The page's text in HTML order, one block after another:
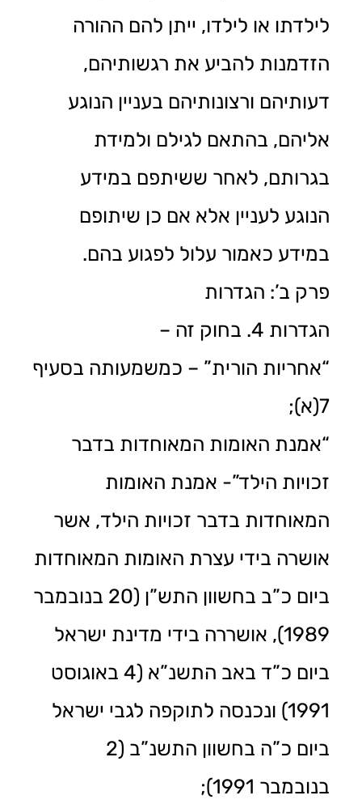
לילדתו או לילדו, ייתן להם ההורה
הזדמנות להביע את רגשותיהם,
דעותיהם ורצונותיהם בעניין הנוגע
אליהם, בהתאם לגילם ולמידת
בגרותם, לאחר ששיתפם במידע
הנוגע לעניין אלא אם כן שיתופם
במידע כאמור עלול לפגוע בהם.
פרק ב’: הגדרות
הגדרות 4. בחוק זה –
“אחריות הורית” – כמשמעותה בסעיף
7(א);
“אמנת האומות המאוחדות בדבר
זכויות הילד”- אמנת האומות
המאוחדות בדבר זכויות הילד, אשר
אושרה בידי עצרת האומות המאוחדות
ביום כ”ב בחשוון התש”ן (20 בנובמבר
1989), אושררה בידי מדינת ישראל
ביום כ”ד באב התשנ”א (4 באוגוסט
1991) ונכנסה לתוקפה לגבי ישראל
ביום כ”ה בחשוון התשנ”ב (2
בנובמבר 1991);